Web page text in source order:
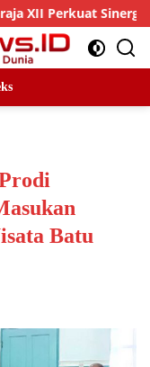
Sinergitas Jaga
Batu